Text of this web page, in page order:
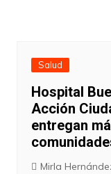
Salud
Hospital
Acción
entregan
Mirla